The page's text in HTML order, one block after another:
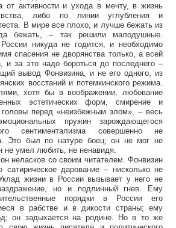
от активности и ухода в мечту, в жизнь
либо по линии углубления и
В мире все плохо, и лучше бежать из
бежать, – так решили малодушные.
никуда не годится, и необходимо
спасения не дворянства только, а всей
и за это надо бороться до последнего –
вывод Фонвизина, и не его одного, из
восстаний и потемкинского режима.
хотя бы в воображении, любование
эстетических форм, смирение и
головы перед «неизбежным злом», – весь
пружин зарождающегося
сентиментализма совершенно не
Это был по натуре боец; он не мог не
не умел любить, не ненавидя.
неласков со своим читателем. Фонвизин
сатирическое дарование – нисколько не
жизни в России вызывает у него не
но и подлинный гнев. Ему
порядки в России его
в рабстве и в дикости страны; ему
он задыхается на родине. Но в то же